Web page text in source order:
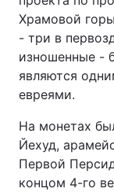
Храмовой
- три в
изношенные -
являются
евреями.
На монетах
Йехуд,
Первой
концом 4-го